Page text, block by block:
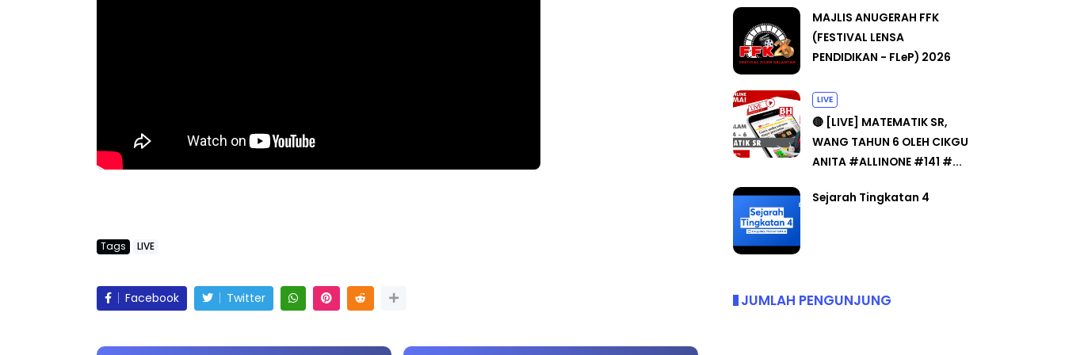
Tags LIVE
Facebook Twitter
MAJLIS ANUGERAH FFK
(FESTIVAL LENSA
PENDIDIKAN - FLeP) 2026
LIVE
🔴 [LIVE] MATEMATIK SR,
WANG TAHUN 6 OLEH CIKGU
ANITA #ALLINONE #141 #...
Sejarah Tingkatan 4
JUMLAH PENGUNJUNG